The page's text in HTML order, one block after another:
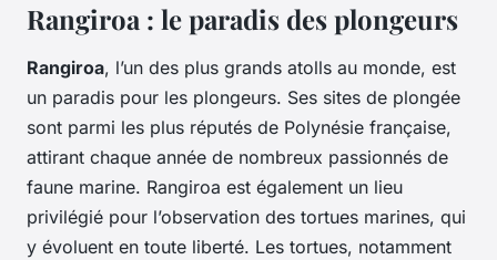
Rangiroa : le paradis des plongeurs
Rangiroa, l’un des plus grands atolls au monde, est
un paradis pour les plongeurs. Ses sites de plongée
sont parmi les plus réputés de Polynésie française,
attirant chaque année de nombreux passionnés de
faune marine. Rangiroa est également un lieu
privilégié pour l’observation des tortues marines, qui
y évoluent en toute liberté. Les tortues, notamment